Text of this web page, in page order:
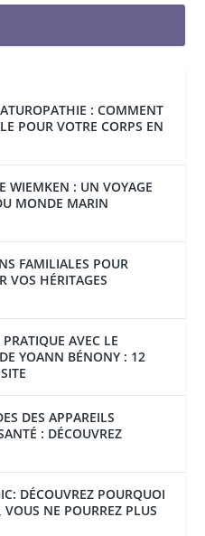
: COMMENT
POUR VOTRE CORPS EN
WIEMKEN : UN VOYAGE
MONDE MARIN
FAMILIALES POUR
VOS HÉRITAGES
AVEC LE
YOANN BÉNONY : 12
DES APPAREILS
: DÉCOUVREZ
DÉCOUVREZ POURQUOI
VOUS NE POURREZ PLUS